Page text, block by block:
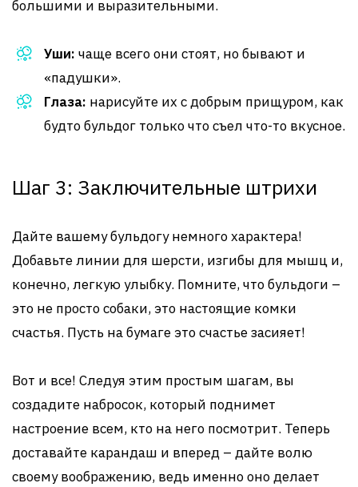
большими и выразительными.
Уши: чаще всего они стоят, но бывают и
«падушки».
Глаза: нарисуйте их с добрым прищуром, как
будто бульдог только что съел что-то вкусное.
Шаг 3: Заключительные штрихи
Дайте вашему бульдогу немного характера!
Добавьте линии для шерсти, изгибы для мышц и,
конечно, легкую улыбку. Помните, что бульдоги –
это не просто собаки, это настоящие комки
счастья. Пусть на бумаге это счастье засияет!
Вот и все! Следуя этим простым шагам, вы
создадите набросок, который поднимет
настроение всем, кто на него посмотрит. Теперь
доставайте карандаш и вперед – дайте волю
своему воображению, ведь именно оно делает